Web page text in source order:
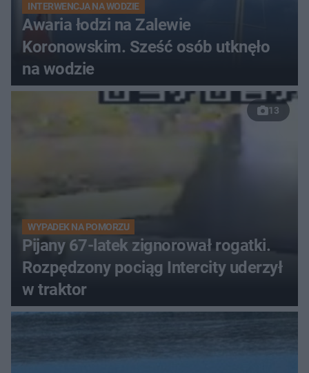
INTERWENCJA NA WODZIE
Awaria łodzi na Zalewie
Koronowskim. Sześć osób utknęło
na wodzie
13
WYPADEK NA POMORZU
Pijany 67-latek zignorował rogatki.
Rozpędzony pociąg Intercity uderzył
w traktor